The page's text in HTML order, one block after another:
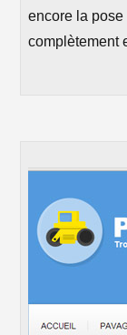
encore la
complètement